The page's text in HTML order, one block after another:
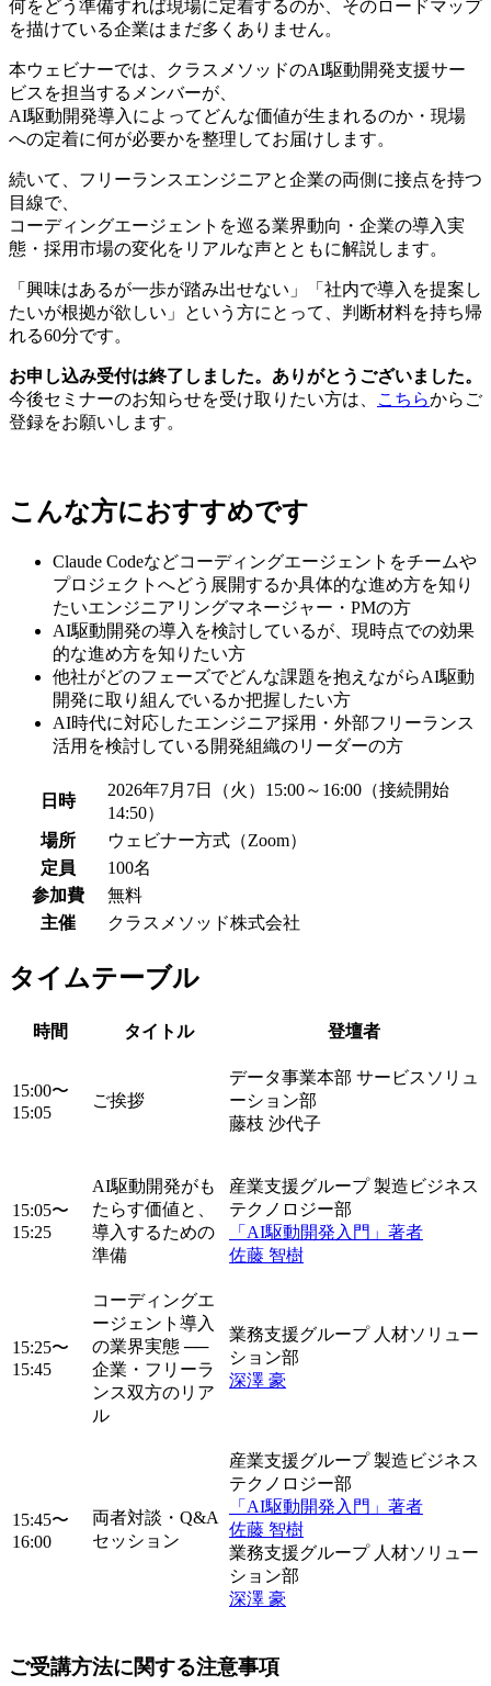
何をどう準備すれば現場に定着するのか、そのロードマップ
を描けている企業はまだ多くありません。
本ウェビナーでは、クラスメソッドのAI駆動開発支援サー
ビスを担当するメンバーが、
AI駆動開発導入によってどんな価値が生まれるのか・現場
への定着に何が必要かを整理してお届けします。
続いて、フリーランスエンジニアと企業の両側に接点を持つ
目線で、
コーディングエージェントを巡る業界動向・企業の導入実
態・採用市場の変化をリアルな声とともに解説します。
「興味はあるが一歩が踏み出せない」「社内で導入を提案し
たいが根拠が欲しい」という方にとって、判断材料を持ち帰
れる60分です。
お申し込み受付は終了しました。ありがとうございました。
今後セミナーのお知らせを受け取りたい方は、
こちらからご
登録をお願いします。
こんな方におすすめです
Claude Codeなどコーディングエージェントをチームや
プロジェクトへどう展開するか具体的な進め方を知り
たいエンジニアリングマネージャー・PMの方
AI駆動開発の導入を検討しているが、現時点での効果
的な進め方を知りたい方
他社がどのフェーズでどんな課題を抱えながらAI駆動
開発に取り組んでいるか把握したい方
AI時代に対応したエンジニア採用・外部フリーランス
活用を検討している開発組織のリーダーの方
日時
2026年7月7日（火）15:00～16:00（接続開始
14:50）
場所
ウェビナー方式（Zoom）
定員
100名
参加費
無料
主催
クラスメソッド株式会社
タイムテーブル
時間 タイトル 登壇者
15:00〜
15:05
ご挨拶
データ事業本部 サービスソリュ
ーション部
藤枝 沙代子
15:05〜
15:25
AI駆動開発がも
たらす価値と、
導入するための
準備
産業支援グループ 製造ビジネス
テクノロジー部
「AI駆動開発入門」著者
佐藤 智樹
15:25〜
15:45
コーディングエ
ージェント導入
の業界実態 ──
企業・フリーラ
ンス双方のリア
ル
業務支援グループ 人材ソリュー
ション部
深澤 豪
15:45〜
16:00
両者対談・Q&A
セッション
産業支援グループ 製造ビジネス
テクノロジー部
「AI駆動開発入門」著者
佐藤 智樹
業務支援グループ 人材ソリュー
ション部
深澤 豪
ご受講方法に関する注意事項